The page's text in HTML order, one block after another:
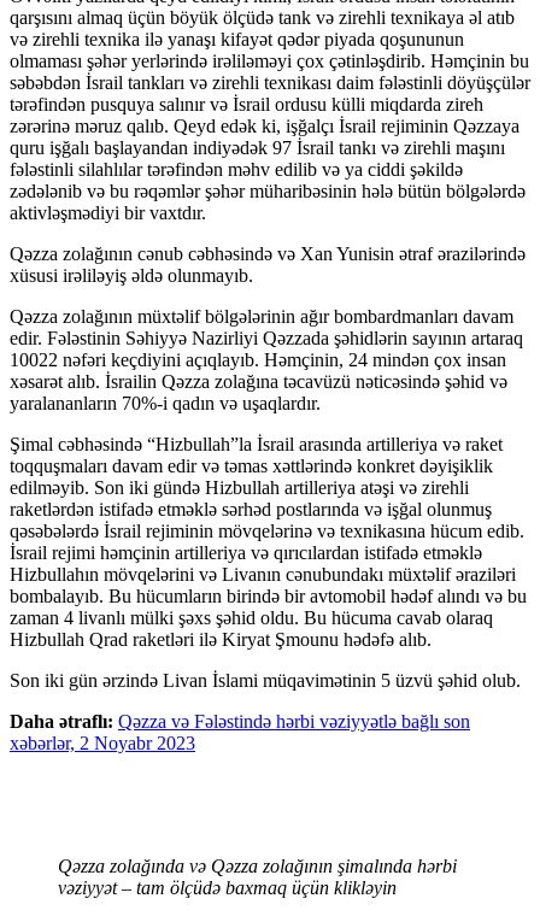
qarşısını almaq üçün böyük ölçüdə tank və zirehli texnikaya əl atıb
və zirehli texnika ilə yanaşı kifayət qədər piyada qoşununun
olmaması şəhər yerlərində irəliləməyi çox çətinləşdirib. Həmçinin bu
səbəbdən İsrail tankları və zirehli texnikası daim fələstinli döyüşçülər
tərəfindən pusquya salınır və İsrail ordusu külli miqdarda zireh
zərərinə məruz qalıb. Qeyd edək ki, işğalçı İsrail rejiminin Qəzzaya
quru işğalı başlayandan indiyədək 97 İsrail tankı və zirehli maşını
fələstinli silahlılar tərəfindən məhv edilib və ya ciddi şəkildə
zədələnib və bu rəqəmlər şəhər müharibəsinin hələ bütün bölgələrdə
aktivləşmədiyi bir vaxtdır.
Qəzza zolağının cənub cəbhəsində və Xan Yunisin ətraf ərazilərində
xüsusi irəliləyiş əldə olunmayıb.
Qəzza zolağının müxtəlif bölgələrinin ağır bombardmanları davam
edir. Fələstinin Səhiyyə Nazirliyi Qəzzada şəhidlərin sayının artaraq
10022 nəfəri keçdiyini açıqlayıb. Həmçinin, 24 mindən çox insan
xəsarət alıb. İsrailin Qəzza zolağına təcavüzü nəticəsində şəhid və
yaralananların 70%-i qadın və uşaqlardır.
Şimal cəbhəsində “Hizbullah”la İsrail arasında artilleriya və raket
toqquşmaları davam edir və təmas xəttlərində konkret dəyişiklik
edilməyib. Son iki gündə Hizbullah artilleriya atəşi və zirehli
raketlərdən istifadə etməklə sərhəd postlarında və işğal olunmuş
qəsəbələrdə İsrail rejiminin mövqelərinə və texnikasına hücum edib.
İsrail rejimi həmçinin artilleriya və qırıcılardan istifadə etməklə
Hizbullahın mövqelərini və Livanın cənubundakı müxtəlif əraziləri
bombalayıb. Bu hücumların birində bir avtomobil hədəf alındı ​​və bu
zaman 4 livanlı mülki şəxs şəhid oldu. Bu hücuma cavab olaraq
Hizbullah Qrad raketləri ilə Kiryat Şmounu hədəfə alıb.
Son iki gün ərzində Livan İslami müqavimətinin 5 üzvü şəhid olub.
Daha ətraflı: Qəzza və Fələstində hərbi vəziyyətlə bağlı son
xəbərlər, 2 Noyabr 2023
Qəzza zolağında və Qəzza zolağının şimalında hərbi
vəziyyət – tam ölçüdə baxmaq üçün klikləyin